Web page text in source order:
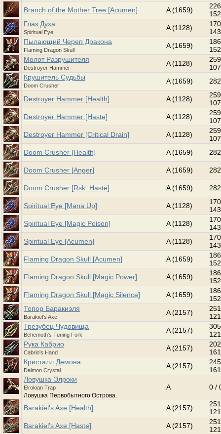
Branch of the Mother Tree [Acumen] A (1659)
152
Глаз Духа
Spiritual Eye
A (1128)
143
Пылающий Череп Дракона
Flaming Dragon Skull
A (1659)
152
Молот Разрушителя
Destroyer Hammer
A (1128)
107
Крушитель Судьбы
Doom Crusher
A (1659)
Destroyer Hammer [Health] A (1128)
107
Destroyer Hammer [Haste]
A (1128)
107
Destroyer Hammer [Critical Drain]
A (1128)
107
Doom Crusher [Health]
A (1659)
Doom Crusher [Anger] A (1659)
Doom Crusher [Rsk. Haste] A (1659)
Spiritual Eye [Mana Up] A (1128)
143
Spiritual Eye [Magic Poison]
A (1128)
143
Spiritual Eye [Acumen]
A (1128)
143
Flaming Dragon Skull [Acumen]
A (1659)
152
Flaming Dragon Skull [Magic Power]
A (1659)
152
Flaming Dragon Skull [Magic Silence]
A (1659)
152
Топор Баракиэля
Barakiel's Axe
A (2157)
121
Трезубец Чудовища
Behemoth's Tuning Fork
A (2157)
121
Рука Кабрио
Cabrio's Hand
A (2157)
161
Кристалл Демона
Daimon Crystal
A (2157)
161
Ловушка Элроки
Elrokian Trap
Ловушка Первобытного Острова.
A 0 /
Barakiel's Axe [Health] A (2157)
121
Barakiel's Axe [Haste]
A (2157)
121